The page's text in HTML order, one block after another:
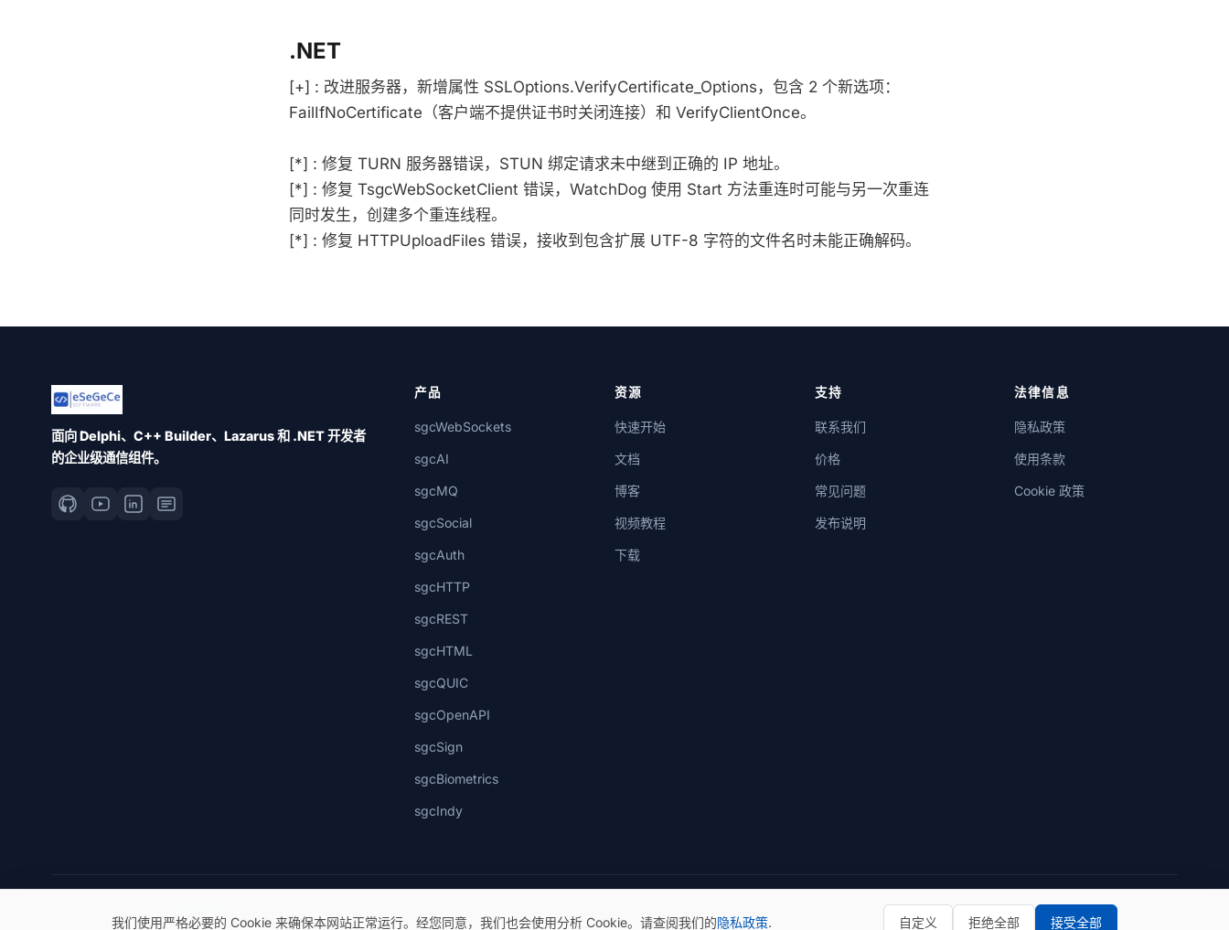
.NET
[+] : 改进服务器，新增属性 SSLOptions.VerifyCertificate_Options，包含 2 个新选项：
FailIfNoCertificate（客户端不提供证书时关闭连接）和 VerifyClientOnce。
[*] : 修复 TURN 服务器错误，STUN 绑定请求未中继到正确的 IP 地址。
[*] : 修复 TsgcWebSocketClient 错误，WatchDog 使用 Start 方法重连时可能与另一次重连
同时发生，创建多个重连线程。
[*] : 修复 HTTPUploadFiles 错误，接收到包含扩展 UTF-8 字符的文件名时未能正确解码。
面向 Delphi、C++ Builder、Lazarus 和 .NET 开发者
的企业级通信组件。
产品
sgcWebSockets
sgcAI
sgcMQ
sgcSocial
sgcAuth
sgcHTTP
sgcREST
sgcHTML
sgcQUIC
sgcOpenAPI
sgcSign
sgcBiometrics
sgcIndy
资源
快速开始
文档
博客
视频教程
下载
支持
联系我们
价格
常见问题
发布说明
法律信息
隐私政策
使用条款
Cookie 政策
隐私政策
我们使用严格必要的 Cookie 来确保本网站正常运行。经您同意，我们也会使用分析 Cookie。请查阅我们的隐私政策. 自定义 拒绝全部 接受全部